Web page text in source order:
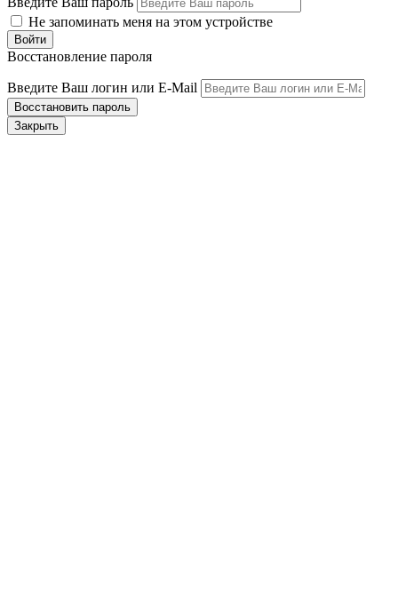
Не запоминать меня на этом устройстве
Восстановление пароля
Введите Ваш логин или E-Mail
Закрыть